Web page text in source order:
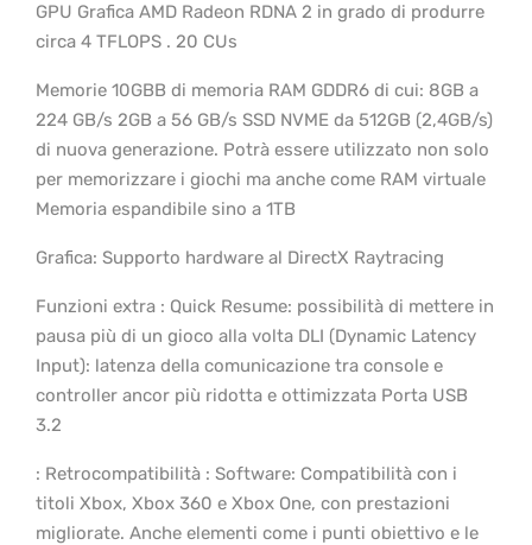
GPU Grafica AMD Radeon RDNA 2 in grado di produrre
circa 4 TFLOPS . 20 CUs
Memorie 10GBB di memoria RAM GDDR6 di cui: 8GB a
224 GB/s 2GB a 56 GB/s SSD NVME da 512GB (2,4GB/s)
di nuova generazione. Potrà essere utilizzato non solo
per memorizzare i giochi ma anche come RAM virtuale
Memoria espandibile sino a 1TB
Grafica: Supporto hardware al DirectX Raytracing
Funzioni extra : Quick Resume: possibilità di mettere in
pausa più di un gioco alla volta DLI (Dynamic Latency
Input): latenza della comunicazione tra console e
controller ancor più ridotta e ottimizzata Porta USB
3.2
: Retrocompatibilità : Software: Compatibilità con i
titoli Xbox, Xbox 360 e Xbox One, con prestazioni
migliorate. Anche elementi come i punti obiettivo e le